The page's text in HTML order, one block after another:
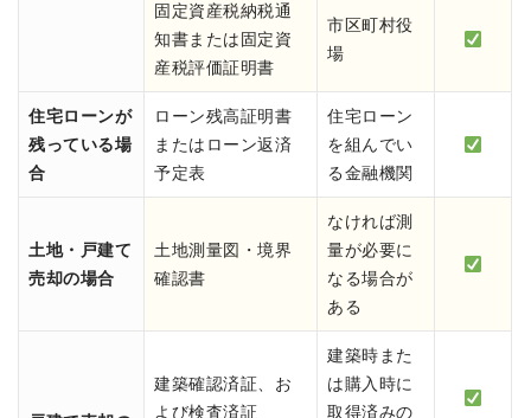
固定資産税納税通
知書または固定資
産税評価証明書
市区町村役
場
住宅ローンが
残っている場
合
ローン残高証明書
またはローン返済
予定表
住宅ローン
を組んでい
る金融機関
土地・戸建て
売却の場合
土地測量図・境界
確認書
なければ測
量が必要に
なる場合が
ある
建築確認済証、お
よび検査済証
建築時また
は購入時に
取得済みの